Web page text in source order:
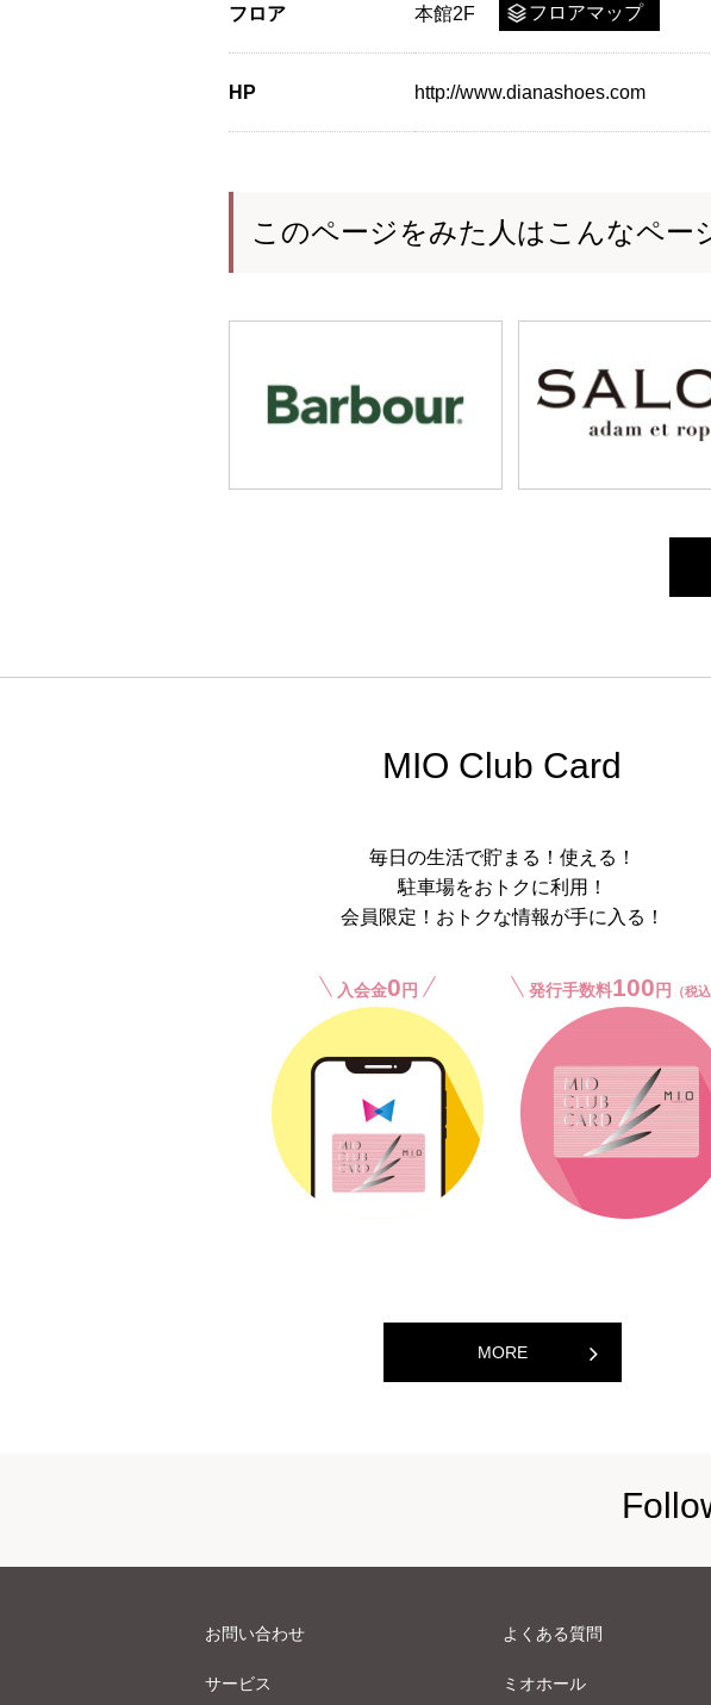
フロア 本館2F フロアマップ
HP http://www.dianashoes.com
このページをみた人はこんなペー
MIO Club Card
毎日の生活で貯まる！使える！
駐車場をおトクに利用！
会員限定！おトクな情報が手に入る！
入会金0円 発行手数料100円 （税込
MORE
お問い合わせ よくある質問
サービス ミオホール